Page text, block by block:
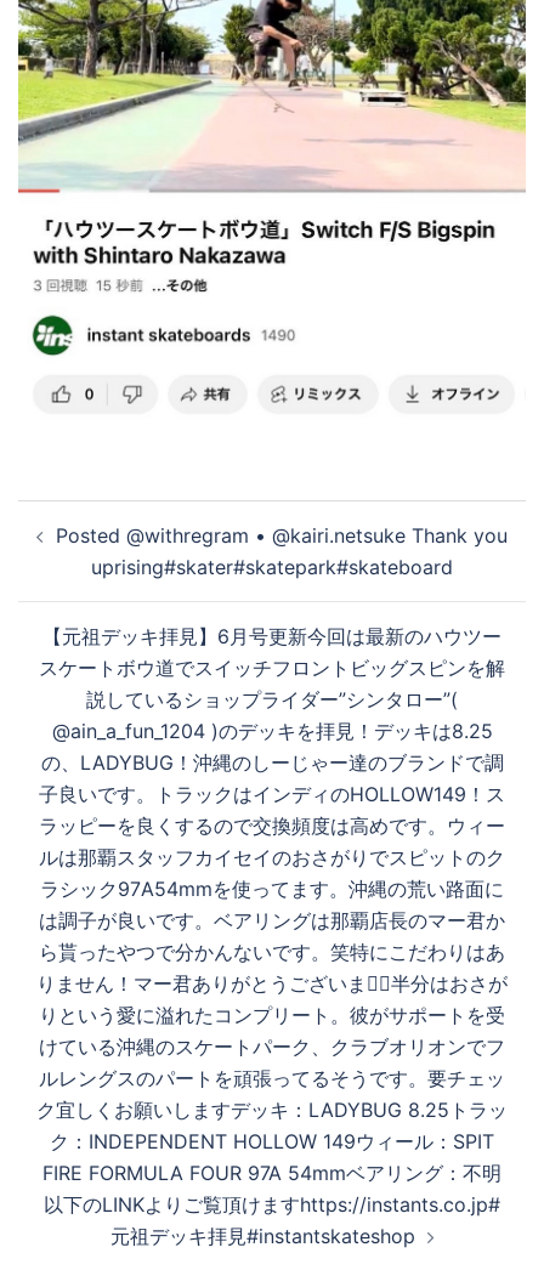
稿
ー
ョ
ン
Posted @withregram • @kairi.netsuke Thank you
uprising#skater#skatepark#skateboard
【元祖デッキ拝見】6月号更新今回は最新のハウツー
スケートボウ道でスイッチフロントビッグスピンを解
説しているショップライダー”シンタロー”(
@ain_a_fun_1204 )のデッキを拝見！デッキは8.25
の、LADYBUG！沖縄のしーじゃー達のブランドで調
子良いです。トラックはインディのHOLLOW149！ス
ラッピーを良くするので交換頻度は高めです。ウィー
ルは那覇スタッフカイセイのおさがりでスピットのク
ラシック97A54mmを使ってます。沖縄の荒い路面に
は調子が良いです。ベアリングは那覇店長のマー君か
ら貰ったやつで分かんないです。笑特にこだわりはあ
りません！マー君ありがとうございます🏼半分はおさが
りという愛に溢れたコンプリート。彼がサポートを受
けている沖縄のスケートパーク、クラブオリオンでフ
ルレングスのパートを頑張ってるそうです。要チェッ
ク宜しくお願いしますデッキ：LADYBUG 8.25トラッ
ク：INDEPENDENT HOLLOW 149ウィール：SPIT
FIRE FORMULA FOUR 97A 54mmベアリング：不明
以下のLINKよりご覧頂けますhttps://instants.co.jp#
元祖デッキ拝見#instantskateshop